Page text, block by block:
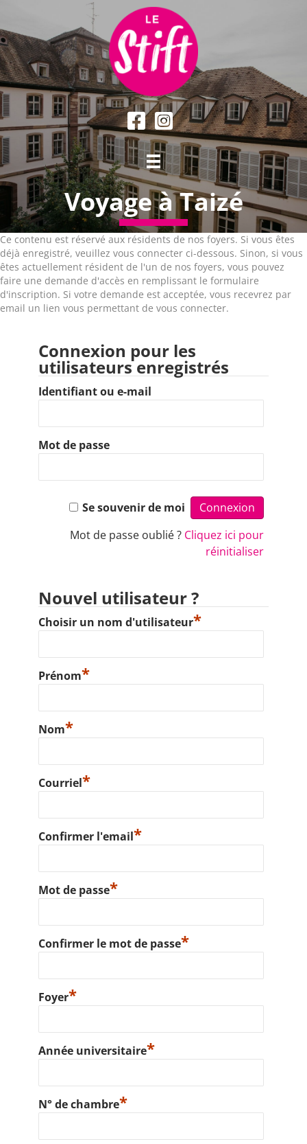
Voyage à Taizé
Ce contenu est réservé aux résidents de nos foyers. Si vous êtes
déjà enregistré, veuillez vous connecter ci-dessous. Sinon, si vous
êtes actuellement résident de l'un de nos foyers, vous pouvez
faire une demande d'accès en remplissant le formulaire
d'inscription. Si votre demande est acceptée, vous recevrez par
email un lien vous permettant de vous connecter.
Connexion pour les
utilisateurs enregistrés
Identifiant ou e-mail
Mot de passe
Se souvenir de moi
Mot de passe oublié ? Cliquez ici pour
réinitialiser
Nouvel utilisateur ?
Choisir un nom d'utilisateur*
Prénom*
Nom*
Courriel*
Confirmer l'email*
Mot de passe*
Confirmer le mot de passe*
Foyer*
Année universitaire*
N° de chambre*